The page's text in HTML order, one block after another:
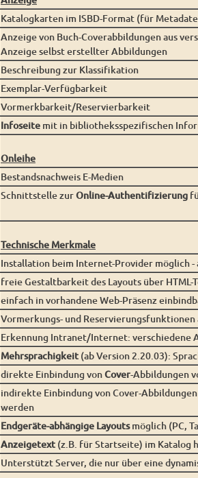
Katalogkarten im ISBD-Format (für
Anzeige von Buch-Coverabbildungen aus
Anzeige selbst erstellter Abbildungen
Beschreibung zur Klassifikation
Exemplar-Verfügbarkeit
Vormerkbarkeit/Reservierbarkeit
Infoseite mit in bibliotheksspezifischen
Onleihe
Bestandsnachweis E-Medien
Schnittstelle zurOnline-Authentifizierung
Technische Merkmale
Installation beim Internet-Provider möglich
freie Gestaltbarkeit des Layouts über HTML-
einfach in vorhandene Web-Präsenz
Vormerkungs- und
Erkennung Intranet/Internet: verschiedene
Mehrsprachigkeit (ab Version 2.20.03):
direkte Einbindung vonCover-Abbildungen
indirekte Einbindung von Cover-
werden
Endgeräte-abhängige Layoutsmöglich (PC,
Anzeigetext (z.B. für Startseite) im Katalog
Unterstützt Server, die nur über eine